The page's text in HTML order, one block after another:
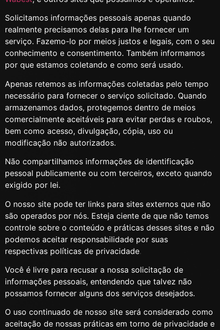
Solicitamos informações pessoais apenas quando
realmente precisamos delas para lhe fornecer um
serviço. Fazemo-lo por meios justos e legais, com o seu
conhecimento e consentimento. Também informamos
por que estamos coletando e como será usado.
Apenas retemos as informações coletadas pelo tempo
necessário para fornecer o serviço solicitado. Quando
armazenamos dados, protegemos dentro de meios
comercialmente aceitáveis ​​para evitar perdas e roubos,
bem como acesso, divulgação, cópia, uso ou
modificação não autorizados.
Não compartilhamos informações de identificação
pessoal publicamente ou com terceiros, exceto quando
exigido por lei.
O nosso site pode ter links para sites externos que não
são operados por nós. Esteja ciente de que não temos
controle sobre o conteúdo e práticas desses sites e não
podemos aceitar responsabilidade por suas
respectivas políticas de privacidade.
Você é livre para recusar a nossa solicitação de
informações pessoais, entendendo que talvez não
possamos fornecer alguns dos serviços desejados.
O uso continuado de nosso site será considerado como
aceitação de nossas práticas em torno de privacidade e